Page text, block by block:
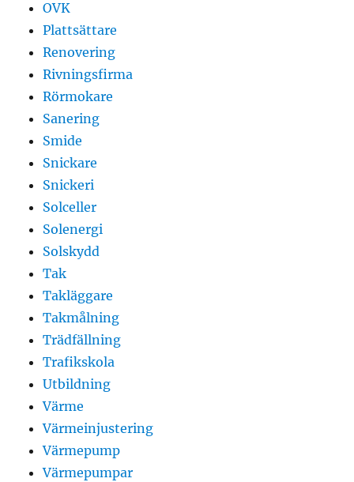
OVK
Plattsättare
Renovering
Rivningsfirma
Rörmokare
Sanering
Smide
Snickare
Snickeri
Solceller
Solenergi
Solskydd
Tak
Takläggare
Takmålning
Trädfällning
Trafikskola
Utbildning
Värme
Värmeinjustering
Värmepump
Värmepumpar